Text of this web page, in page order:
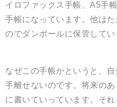
イロファックス手帳、A5手
手帳になっています。他は
のでダンボールに保管してい
なぜこの手帳かというと、
手離せないのです。将来の
に書いていっています。それ